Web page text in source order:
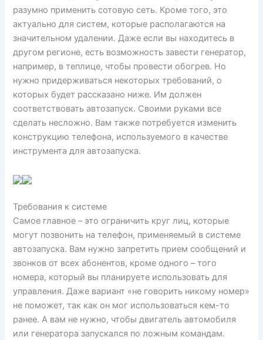
разумно применить сотовую сеть. Кроме того, это
актуально для систем, которые располагаются на
значительном удалении. Даже если вы находитесь в
другом регионе, есть возможность завести генератор,
например, в теплице, чтобы провести обогрев. Но
нужно придерживаться некоторых требований, о
которых будет рассказано ниже. Им должен
соответствовать автозапуск. Своими руками все
сделать несложно. Вам также потребуется изменить
конструкцию телефона, используемого в качестве
инструмента для автозапуска.
Требования к системе
Самое главное – это ограничить круг лиц, которые
могут позвонить на телефон, применяемый в системе
автозапуска. Вам нужно запретить прием сообщений и
звонков от всех абонентов, кроме одного – того
номера, который вы планируете использовать для
управления. Даже вариант «не говорить никому номер»
не поможет, так как он мог использоваться кем-то
ранее. А вам не нужно, чтобы двигатель автомобиля
или генератора запускался по ложным командам.